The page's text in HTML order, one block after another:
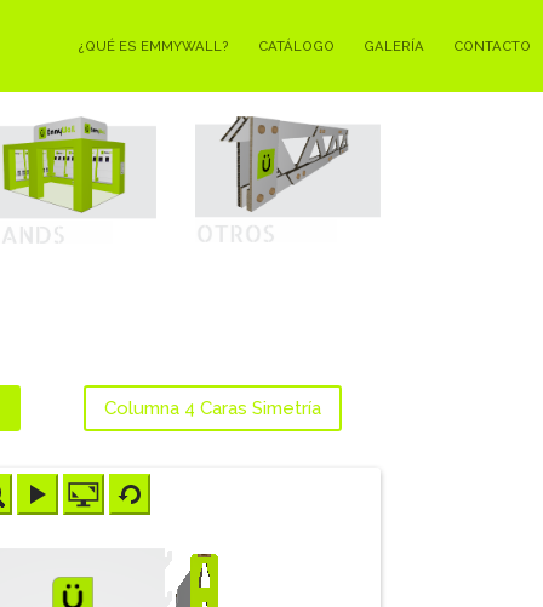
¿QUÉ ES EMMYWALL? CATÁLOGO GALERÍA CONTACTO
Columna 4 Caras Simetría